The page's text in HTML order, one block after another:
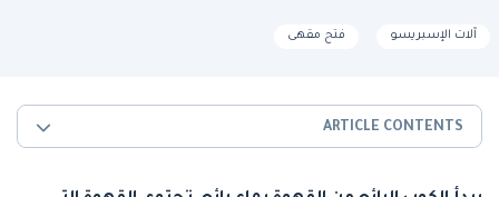
آلات الإسبريسو فتح مقهى
ARTICLE CONTENTS